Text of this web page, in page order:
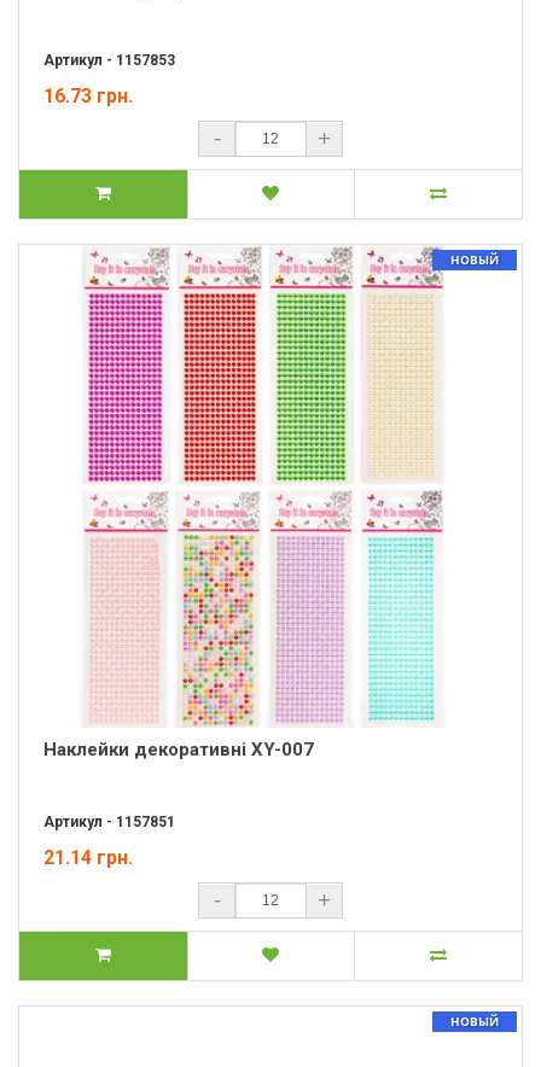
Артикул - 1157853
16.73 грн.
- +
НОВЫЙ
Наклейки декоративні XY-007
Артикул - 1157851
21.14 грн.
- +
НОВЫЙ